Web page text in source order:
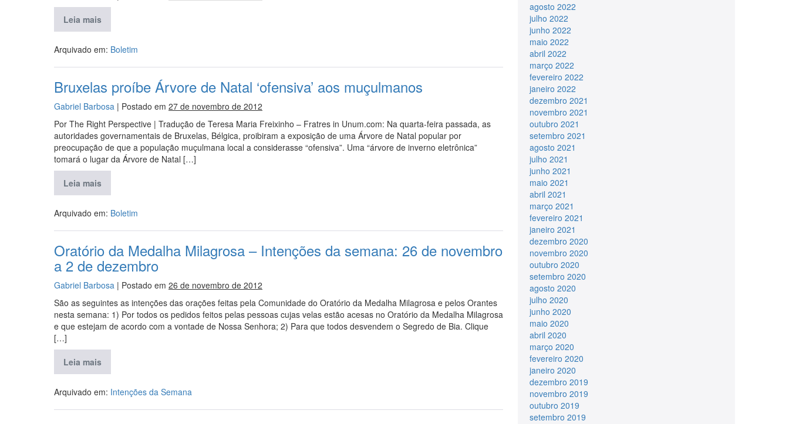
Leia mais
Arquivado em: Boletim
Bruxelas proíbe Árvore de Natal ‘ofensiva’ aos muçulmanos
Gabriel Barbosa | Postado em 27 de novembro de 2012
Por The Right Perspective | Tradução de Teresa Maria Freixinho – Fratres in Unum.com: Na quarta-feira passada, as
autoridades governamentais de Bruxelas, Bélgica, proibiram a exposição de uma Árvore de Natal popular por
preocupação de que a população muçulmana local a considerasse “ofensiva”. Uma “árvore de inverno eletrônica”
tomará o lugar da Árvore de Natal […]
Leia mais
Arquivado em: Boletim
Oratório da Medalha Milagrosa – Intenções da semana: 26 de novembro
a 2 de dezembro
Gabriel Barbosa | Postado em 26 de novembro de 2012
São as seguintes as intenções das orações feitas pela Comunidade do Oratório da Medalha Milagrosa e pelos Orantes
nesta semana: 1) Por todos os pedidos feitos pelas pessoas cujas velas estão acesas no Oratório da Medalha Milagrosa
e que estejam de acordo com a vontade de Nossa Senhora; 2) Para que todos desvendem o Segredo de Bia. Clique
[…]
Leia mais
Arquivado em: Intenções da Semana
agosto 2022
julho 2022
junho 2022
maio 2022
abril 2022
março 2022
fevereiro 2022
janeiro 2022
dezembro 2021
novembro 2021
outubro 2021
setembro 2021
agosto 2021
julho 2021
junho 2021
maio 2021
abril 2021
março 2021
fevereiro 2021
janeiro 2021
dezembro 2020
novembro 2020
outubro 2020
setembro 2020
agosto 2020
julho 2020
junho 2020
maio 2020
abril 2020
março 2020
fevereiro 2020
janeiro 2020
dezembro 2019
novembro 2019
outubro 2019
setembro 2019